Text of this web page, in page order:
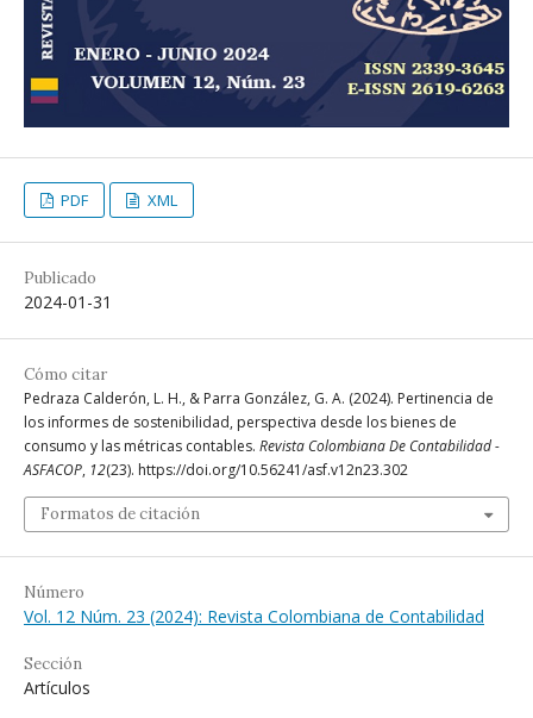
PDF XML
Publicado
2024-01-31
Cómo citar
Pedraza Calderón, L. H., & Parra González, G. A. (2024). Pertinencia de
los informes de sostenibilidad, perspectiva desde los bienes de
consumo y las métricas contables. Revista Colombiana De Contabilidad -
ASFACOP, 12(23). https://doi.org/10.56241/asf.v12n23.302
Formatos de citación
Número
Vol. 12 Núm. 23 (2024): Revista Colombiana de Contabilidad
Sección
Artículos